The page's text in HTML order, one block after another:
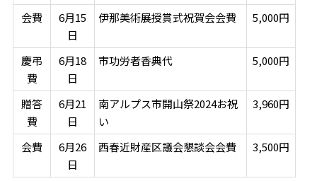
会費
6月15
日
伊那美術展授賞式祝賀会会費 5,000円
慶弔
費
6月18
日
市功労者香典代 5,000円
贈答
費
6月21
日
南アルプス市開山祭2024お祝
い
3,960円
会費
6月26
日
西春近財産区議会懇談会会費 3,500円